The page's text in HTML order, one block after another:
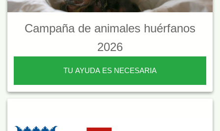
Campaña de animales huérfanos
2026
TU AYUDA ES NECESARIA